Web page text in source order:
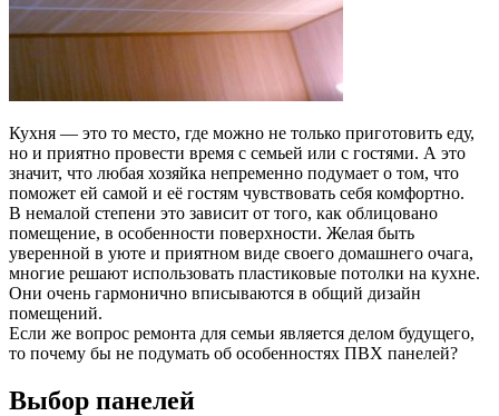
Кухня — это то место, где можно не только приготовить еду,
но и приятно провести время с семьей или с гостями. А это
значит, что любая хозяйка непременно подумает о том, что
поможет ей самой и её гостям чувствовать себя комфортно.
В немалой степени это зависит от того, как облицовано
помещение, в особенности поверхности. Желая быть
уверенной в уюте и приятном виде своего домашнего очага,
многие решают использовать пластиковые потолки на кухне.
Они очень гармонично вписываются в общий дизайн
помещений.
Если же вопрос ремонта для семьи является делом будущего,
то почему бы не подумать об особенностях ПВХ панелей?
Выбор панелей